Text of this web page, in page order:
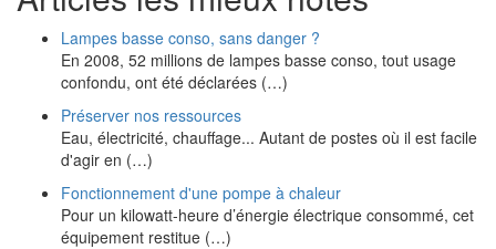
Lampes basse conso, sans danger ?
En 2008, 52 millions de lampes basse conso, tout usage
confondu, ont été déclarées (…)
Préserver nos ressources
Eau, électricité, chauffage... Autant de postes où il est facile
d'agir en (…)
Fonctionnement d'une pompe à chaleur
Pour un kilowatt-heure d’énergie électrique consommé, cet
équipement restitue (…)